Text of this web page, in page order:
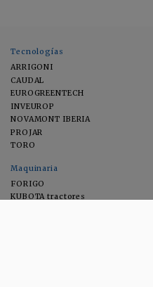
Tecnologías
ARRIGONI
CAUDAL
EUROGREENTECH
INVEUROP
NOVAMONT IBERIA
PROJAR
TORO
Maquinaria
FORIGO
KUBOTA tractores